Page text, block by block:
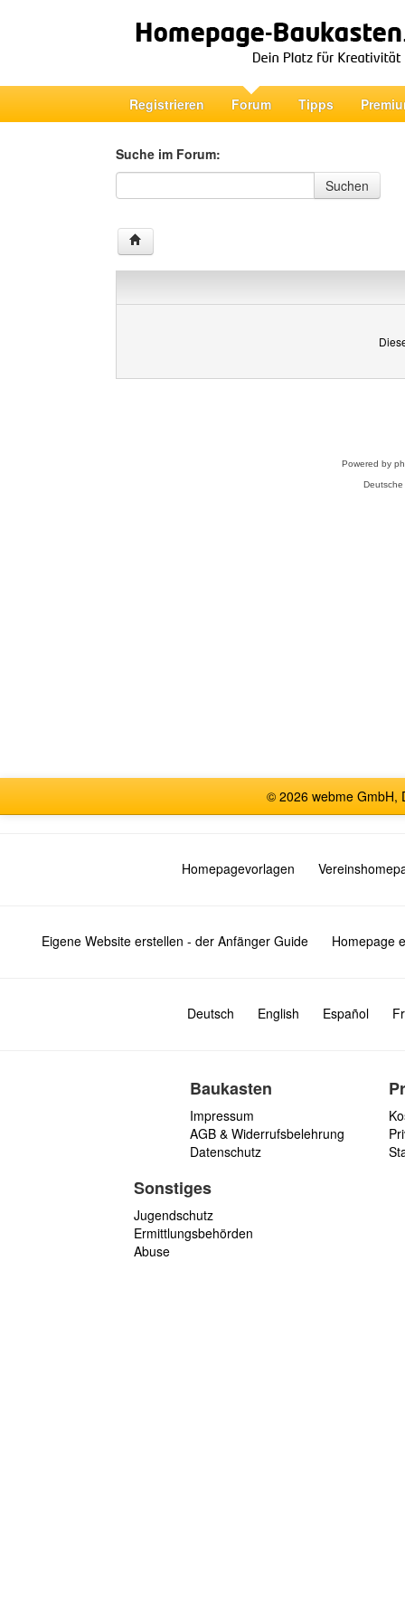
Registrieren Forum Tipps
Suche im Forum:
Suche im Forum
Suchen
Powered by
© 2026 webme GmbH,
Homepagevorlagen
Eigene Website erstellen - der Anfänger Guide Homepage
Deutsch English Español
Baukasten
Impressum
AGB & Widerrufsbelehrung
Datenschutz
Sonstiges
Jugendschutz
Ermittlungsbehörden
Abuse